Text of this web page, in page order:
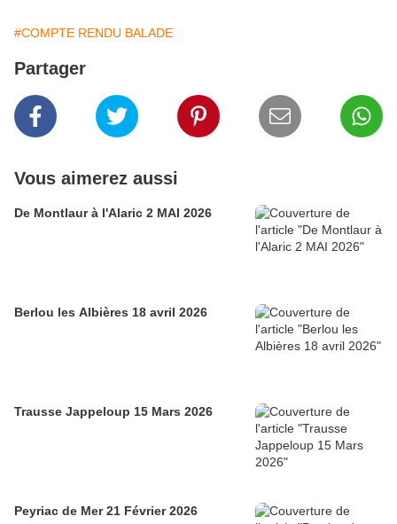
#COMPTE RENDU BALADE
Partager
Vous aimerez aussi
De Montlaur à l'Alaric 2 MAI 2026
Berlou les Albières 18 avril 2026
Trausse Jappeloup 15 Mars 2026
Peyriac de Mer 21 Février 2026